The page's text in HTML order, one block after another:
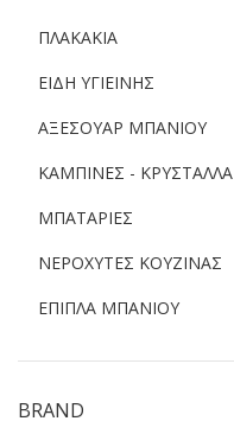
ΠΛΑΚΑΚΙΑ
ΕΙΔΗ ΥΓΙΕΙΝΗΣ
ΑΞΕΣΟΥΑΡ ΜΠΑΝΙΟΥ
ΚΑΜΠΙΝΕΣ - ΚΡΥΣΤΑΛΛΑ
ΜΠΑΤΑΡΙΕΣ
ΝΕΡΟΧΥΤΕΣ ΚΟΥΖΙΝΑΣ
ΕΠΙΠΛΑ ΜΠΑΝΙΟΥ
BRAND